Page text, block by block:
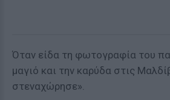
Όταν είδα τη φωτογραφία του
μαγιό και την καρύδα στις
στεναχώρησε».